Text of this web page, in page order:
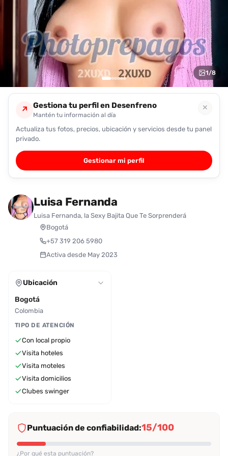
encontrarlas
fácilmente.
Entendido
1/8
↗ Gestiona tu perfil en Desenfreno
Mantén tu información al día
✕
Actualiza tus fotos, precios, ubicación y servicios desde tu panel
privado.
Gestionar mi perfil
Luisa Fernanda
Luisa Fernanda, la Sexy Bajita Que Te Sorprenderá
Bogotá
+57 319 206 5980
Activa desde May 2023
Ubicación
Bogotá
Colombia
TIPO DE ATENCIÓN
Con local propio
Visita hoteles
Visita moteles
Visita domicilios
Clubes swinger
Puntuación de confiabilidad:15/100
¿Por qué esta puntuación?